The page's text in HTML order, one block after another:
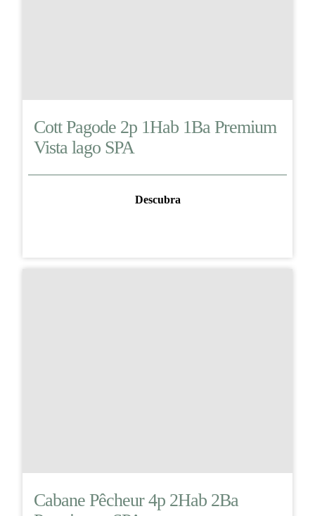
Cott Pagode 2p 1Hab 1Ba Premium
Vista lago SPA
Descubra
Cabane Pêcheur 4p 2Hab 2Ba